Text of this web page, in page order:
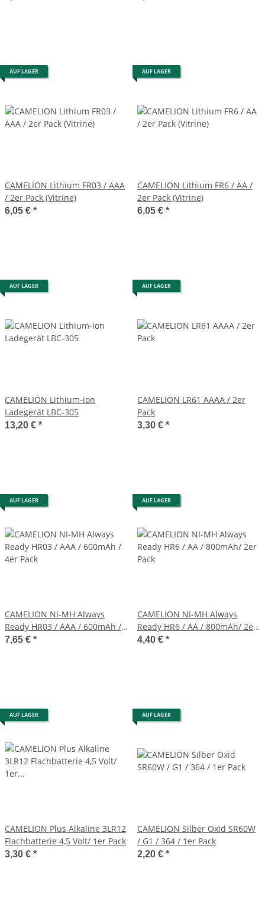
AUF LAGER
CAMELION Lithium FR03 / AAA
/ 2er Pack (Vitrine)
6,05 € *
AUF LAGER
CAMELION Lithium FR6 / AA /
2er Pack (Vitrine)
6,05 € *
AUF LAGER
CAMELION Lithium-ion
Ladegerät LBC-305
13,20 € *
AUF LAGER
CAMELION LR61 AAAA / 2er
Pack
3,30 € *
AUF LAGER
CAMELION NI-MH Always
Ready HR03 / AAA / 600mAh /
4er Pack
7,65 € *
AUF LAGER
CAMELION NI-MH Always
Ready HR6 / AA / 800mAh/ 2er
Pack
4,40 € *
AUF LAGER
CAMELION Plus Alkaline 3LR12
Flachbatterie 4,5 Volt/ 1er Pack
3,30 € *
AUF LAGER
CAMELION Silber Oxid SR60W
/ G1 / 364 / 1er Pack
2,20 € *